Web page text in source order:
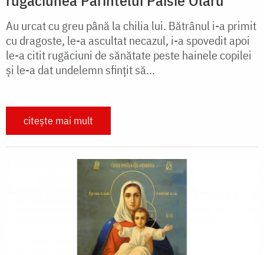
Au urcat cu greu până la chilia lui. Bătrânul i-a primit
cu dragoste, le-a ascultat necazul, i-a spovedit apoi
le-a citit rugăciuni de sănătate peste hainele copilei
şi le-a dat undelemn sfinţit să...
citește mai mult